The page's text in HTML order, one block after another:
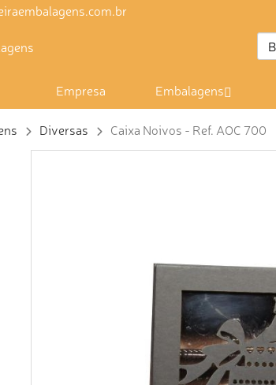
Empresa Embalagens
Diversas Caixa Noivos - Ref. AOC 700